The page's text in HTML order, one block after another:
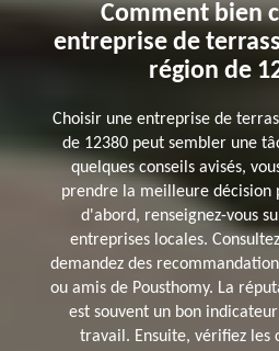
Comment bien
entreprise de
région de
Choisir une entreprise de
de 12380 peut sembler une
quelques conseils avisés,
prendre la meilleure décision
d'abord, renseignez-vous
entreprises locales.
demandez des
ou amis de Pousthomy. La
est souvent un bon
travail. Ensuite, vérifiez les